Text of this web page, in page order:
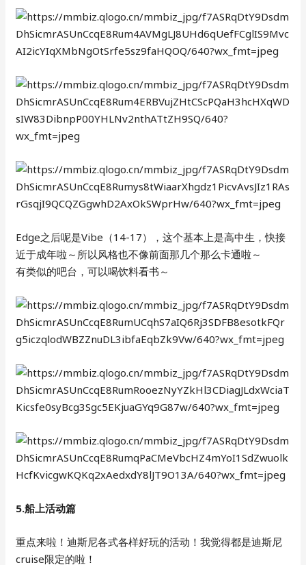
Edge之后呢是Vibe（14-17），这个基本上是高中生，快接
近于成年啦～所以风格也不像前面那几个那么卡通啦～
有类似的吧台，可以喝饮料看书～
5.船上活动篇
重点来啦！迪斯尼各式各样好玩的活动！我觉得都是迪斯尼
cruise限定的啦！